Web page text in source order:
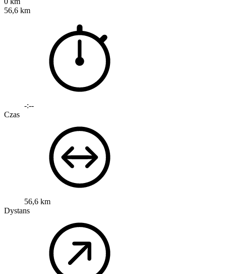
56,6 km
-:--
Czas
56,6 km
Dystans